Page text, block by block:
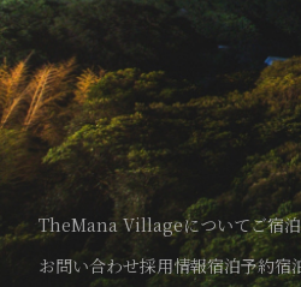
TheMana Villageについてご宿泊
お問い合わせ採用情報宿泊予約宿